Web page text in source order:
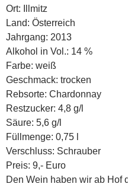
Ort: Illmitz
Land: Österreich
Jahrgang: 2013
Alkohol in Vol.: 14 %
Farbe: weiß
Geschmack: trocken
Rebsorte: Chardonnay
Restzucker: 4,8 g/l
Säure: 5,6 g/l
Füllmenge: 0,75 l
Verschluss: Schrauber
Preis: 9,- Euro
Den Wein haben wir ab Hof